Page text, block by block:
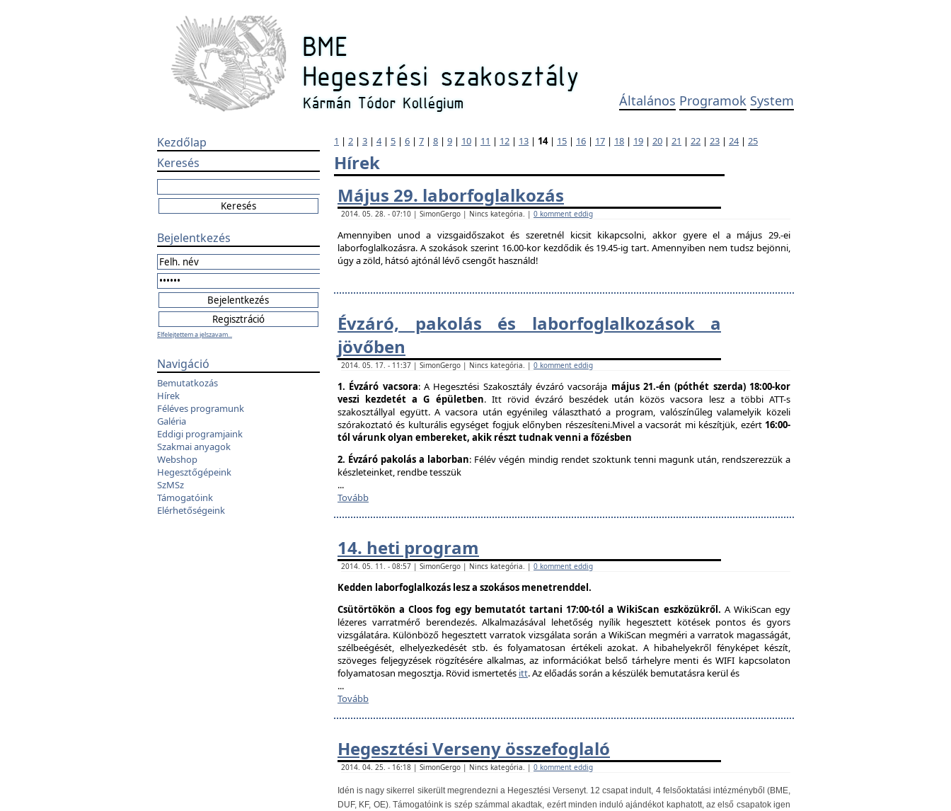
Általános Programok System
Kezdőlap
Keresés
Bejelentkezés
Elfelejtettem a jelszavam...
Navigáció
Bemutatkozás
Hírek
Féléves programunk
Galéria
Eddigi programjaink
Szakmai anyagok
Webshop
Hegesztőgépeink
SzMSz
Támogatóink
Elérhetőségeink
1 | 2 | 3 | 4| 5 | 6 | 7 | 8 | 9 | 10 | 11 | 12 | 13 | 14| 15 | 16 | 17 | 18 | 19 | 20 | 21 | 22 | 23 | 24| 25
Hírek
Május 29. laborfoglalkozás
2014. 05. 28. - 07:10 | SimonGergo | Nincs kategória. | 0 komment eddig
Amennyiben unod a vizsgaidőszakot és szeretnél kicsit kikapcsolni, akkor gyere el a május 29.-ei
laborfoglalkozásra. A szokások szerint 16.00-kor kezdődik és 19.45-ig tart. Amennyiben nem tudsz bejönni,
úgy a zöld, hátsó ajtónál lévő csengőt használd!
Évzáró, pakolás és laborfogla​lkozások a
jövőben
2014. 05. 17. - 11:37 | SimonGergo | Nincs kategória. | 0 komment eddig
1. Évzáró vacsora: A Hegesztési Szakosztály évzáró vacsorája május 21.-én (póthét szerda) 18:00-kor
veszi kezdetét a G épületben. Itt rövid évzáró beszédek után közös vacsora lesz a többi ATT-s
szakosztállyal együtt. A vacsora után egyénileg választható a program, valószínűleg valamelyik közeli
szórakoztató és kulturális egységet fogjuk előnyben részesíteni.Mivel a vacsorát mi készítjük, ezért 16:00-
tól várunk olyan embereket, akik részt tudnak venni a főzésben
2. Évzáró pakolás a laborban: Félév végén mindig rendet szoktunk tenni magunk után, rendszerezzük a
készleteinket, rendbe tesszük
...
Tovább
14. heti program
2014. 05. 11. - 08:57 | SimonGergo | Nincs kategória. | 0 komment eddig
Kedden laborfoglalkozás lesz a szokásos menetrenddel.
Csütörtökön a Cloos fog egy bemutatót tartani 17:00-tól a WikiScan eszközükről. A WikiScan egy
lézeres varratmérő berendezés. Alkalmazásával lehetőség nyílik hegesztett kötések pontos és gyors
vizsgálatára. Különböző hegesztett varratok vizsgálata során a WikiScan megméri a varratok magasságát,
szélbeégését, elhelyezkedését stb. és folyamatosan értékeli azokat. A hibahelyekről fényképet készít,
szöveges feljegyzések rögzítésére alkalmas, az információkat belső tárhelyre menti és WIFI kapcsolaton
folyamatosan megosztja. Rövid ismertetés itt. Az előadás során a készülék bemutatásra kerül és
...
Tovább
Hegesztési Verseny összefoglaló
2014. 04. 25. - 16:18 | SimonGergo | Nincs kategória. | 0 komment eddig
Idén is nagy sikerrel sikerült megrendezni a Hegesztési Versenyt. 12 csapat indult, 4 felsőoktatási intézményből (BME,
DUF, KF, OE). Támogatóink is szép számmal akadtak, ezért minden induló ajándékot kaphatott, az első csapatok igen